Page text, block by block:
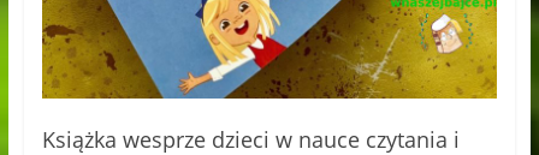
Książka wesprze dzieci w nauce czytania i